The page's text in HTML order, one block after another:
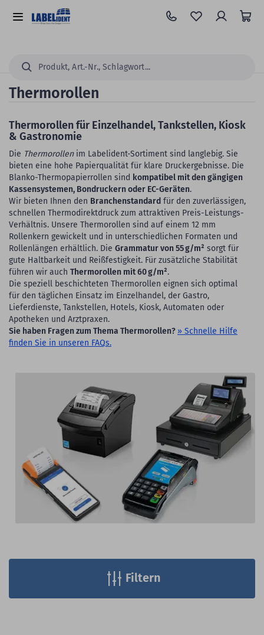
Hauptinhalt
springen
Alle
Suchen...
Thermorollen
Thermorollen für Einzelhandel, Tankstellen, Kiosk
& Gastronomie
Die Thermorollenim Labelident-Sortiment sind langlebig. Sie
bieten eine hohe Papierqualität für klare Druckergebnisse. Die
Blanko-Thermopapierrollen sind kompatibel mit den gängigen
Kassensystemen, Bondruckern oder EC-Geräten.
Wir bieten Ihnen den Branchenstandard für den zuverlässigen,
schnellen Thermodirektdruck zum attraktiven Preis-Leistungs-
Verhältnis. Unsere Thermorollen sind auf einem 12 mm
Rollenkern gewickelt und in unterschiedlichen Formaten und
Rollenlängen erhältlich. Die Grammatur von 55 g/m² sorgt für
gute Haltbarkeit und Reißfestigkeit. Für zusätzliche Stabilität
führen wir auch Thermorollen mit 60 g/m².
Die speziell beschichteten Thermorollen eignen sich optimal
für den täglichen Einsatz im Einzelhandel, der Gastro,
Lieferdienste, Tankstellen, Hotels, Kiosk, Automaten oder
Apotheken und Arztpraxen.
Sie haben Fragen zum Thema Thermorollen? » Schnelle Hilfe
finden Sie in unseren FAQs.
Filtern